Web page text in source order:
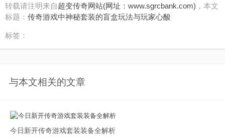
转载请注明来自超变传奇网站(网址：www.sgrcbank.com) ，本文
标题： 传奇游戏中神秘套装的盲盒玩法与玩家心酸
标签：
与本文相关的文章
今日新开传奇游戏套装装备全解析